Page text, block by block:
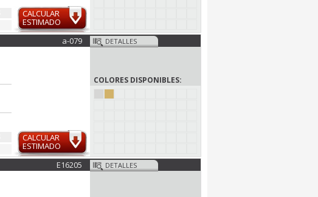
CALCULAR
ESTIMADO
a-079
CALCULAR
ESTIMADO
DETALLES
COLORES DISPONIBLES:
E16205 DETALLES